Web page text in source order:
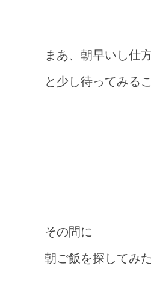
まあ、朝早いし仕
と少し待ってみるこ
その間に
朝ご飯を探してみ